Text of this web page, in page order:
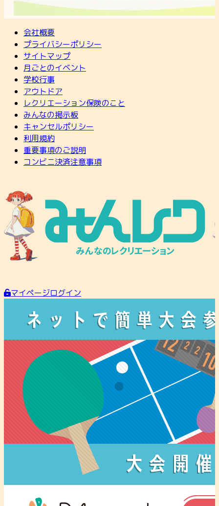
会社概要
プライバシーポリシー
サイトマップ
月ごとのイベント
学校行事
アウトドア
レクリエーション保険のこと
みんなの掲示板
キャンセルポリシー
利用規約
重要事項のご説明
コンビニ決済注意事項
マイページログイン